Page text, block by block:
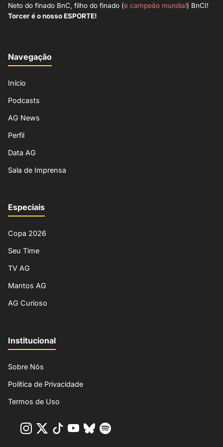
Neto do finado BnC, filho do finado (e campeão mundial) BnCI!
Torcer é o nosso ESPORTE!
Navegação
Início
Podcasts
AG News
Perfil
Data AG
Sala de Imprensa
Especiais
Copa 2026
Seu Time
TV AG
Mantos AG
AG Curioso
Institucional
Sobre Nós
Política de Privacidade
Termos de Uso